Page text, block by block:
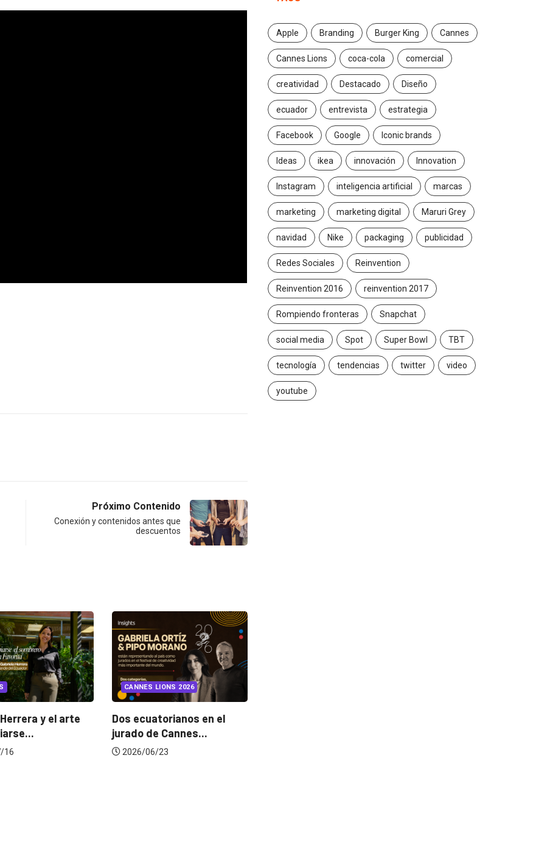
Próximo Contenido
Conexión y contenidos antes que
descuentos
CANNES LIONS 2026
Dos ecuatorianos en el
jurado de Cannes...
2026/06/23
INSIGHTS UNCATEGORIZED
¿Cambiar de agencia
mejora una marca? La...
2026/07/22
Apple Branding Burger King Cannes
Cannes Lions coca-cola comercial
creatividad Destacado Diseño
ecuador entrevista estrategia
Facebook Google Iconic brands
Ideas ikea innovación Innovation
Instagram inteligencia artificial marcas
marketing marketing digital Maruri Grey
navidad Nike packaging publicidad
Redes Sociales Reinvention
Reinvention 2016 reinvention 2017
Rompiendo fronteras Snapchat
social media Spot Super Bowl TBT
tecnología tendencias twitter video
youtube